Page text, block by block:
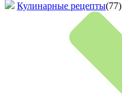
Кулинарные рецепты(77)